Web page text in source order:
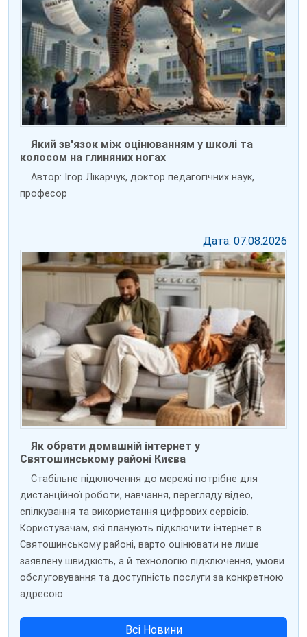
Який зв'язок між оцінюванням у школі та
колосом на глиняних ногах
Автор: Ігор Лікарчук, доктор педагогічних наук,
професор
Дата: 07.08.2026
Як обрати домашній інтернет у
Святошинському районі Києва
Стабільне підключення до мережі потрібне для
дистанційної роботи, навчання, перегляду відео,
спілкування та використання цифрових сервісів.
Користувачам, які планують підключити інтернет в
Святошинському районі, варто оцінювати не лише
заявлену швидкість, а й технологію підключення, умови
обслуговування та доступність послуги за конкретною
адресою.
Всі Новини